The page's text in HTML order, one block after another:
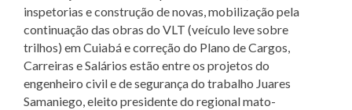
inspetorias e construção de novas, mobilização pela
continuação das obras do VLT (veículo leve sobre
trilhos) em Cuiabá e correção do Plano de Cargos,
Carreiras e Salários estão entre os projetos do
engenheiro civil e de segurança do trabalho Juares
Samaniego, eleito presidente do regional mato-